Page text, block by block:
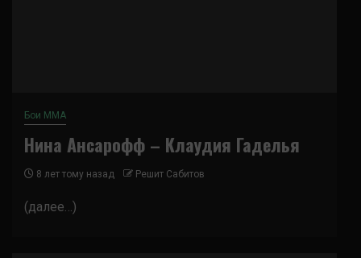
Бои ММА
Нина Ансарофф – Клаудия Гаделья
8 лет тому назад Решит Сабитов
(далее…)